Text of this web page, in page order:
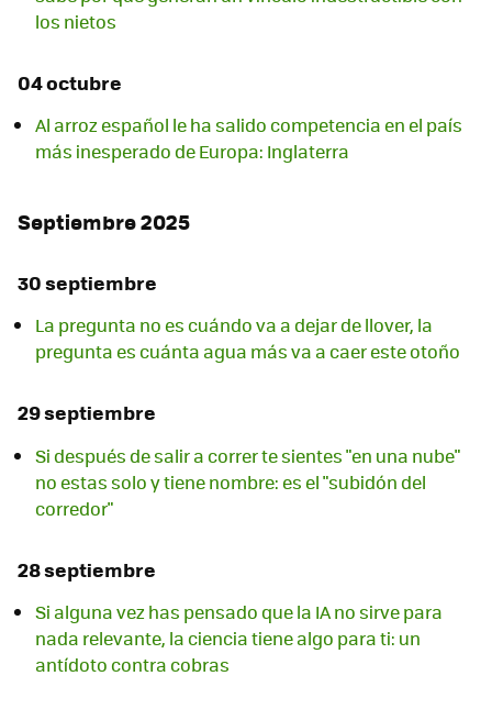
los nietos
04 octubre
Al arroz español le ha salido competencia en el país
más inesperado de Europa: Inglaterra
Septiembre 2025
30 septiembre
La pregunta no es cuándo va a dejar de llover, la
pregunta es cuánta agua más va a caer este otoño
29 septiembre
Si después de salir a correr te sientes "en una nube"
no estas solo y tiene nombre: es el "subidón del
corredor"
28 septiembre
Si alguna vez has pensado que la IA no sirve para
nada relevante, la ciencia tiene algo para ti: un
antídoto contra cobras